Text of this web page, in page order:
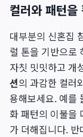
컬러와 패턴을
대부분의 신혼집
럴 톤을 기반으로
자칫 밋밋하고 개
션의 과감한 컬러
용해보세요. 예를
화 패턴의 이불을
가 더해집니다.